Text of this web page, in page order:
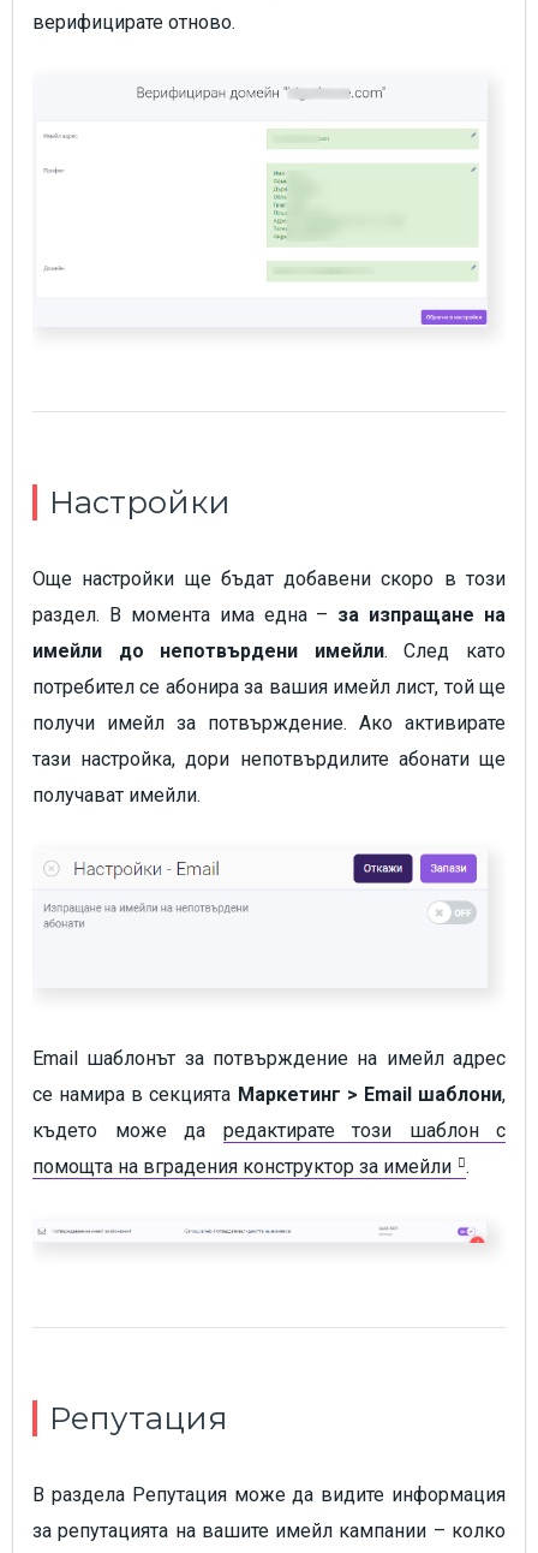
верифицирате отново.
Настройки
Още настройки ще бъдат добавени скоро в този
раздел. В момента има една – за изпращане на
имейли до непотвърдени имейли. След като
потребител се абонира за вашия имейл лист, той ще
получи имейл за потвърждение. Ако активирате
тази настройка, дори непотвърдилите абонати ще
получават имейли.
Email шаблонът за потвърждение на имейл адрес
се намира в секцията Маркетинг > Email шаблони,
където може да редактирате този шаблон с
помощта на вградения конструктор за имейли
.
Репутация
В раздела Репутация може да видите информация
за репутацията на вашите имейл кампании – колко